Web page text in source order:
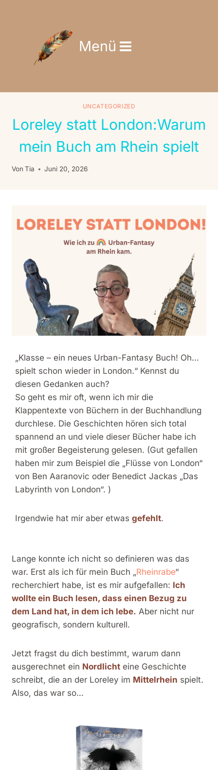
Menü
UNCATEGORIZED
Loreley statt London:Warum
mein Buch am Rhein spielt
Von Tia Juni 20, 2026
„Klasse – ein neues Urban-Fantasy Buch! Oh…
spielt schon wieder in London.“ Kennst du
diesen Gedanken auch?
So geht es mir oft, wenn ich mir die
Klappentexte von Büchern in der Buchhandlung
durchlese. Die Geschichten hören sich total
spannend an und viele dieser Bücher habe ich
mit großer Begeisterung gelesen. (Gut gefallen
haben mir zum Beispiel die „Flüsse von London“
von Ben Aaranovic oder Benedict Jackas „Das
Labyrinth von London“. )
Irgendwie hat mir aber etwasgefehlt.
Lange konnte ich nicht so definieren was das
war. Erst als ich für mein Buch „Rheinrabe“
recherchiert habe, ist es mir aufgefallen: Ich
wollte ein Buch lesen, dass einen Bezug zu
dem Land hat, in dem ich lebe. Aber nicht nur
geografisch, sondern kulturell.
Jetzt fragst du dich bestimmt, warum dann
ausgerechnet ein Nordlicht eine Geschichte
schreibt, die an der Loreley im Mittelrhein spielt.
Also, das war so…